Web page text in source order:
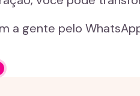
a gente pelo